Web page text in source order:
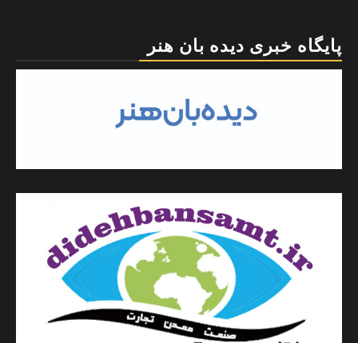
پایگاه خبری دیده بان هنر